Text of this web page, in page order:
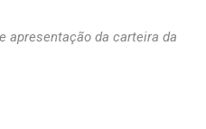
apresentação da carteira da